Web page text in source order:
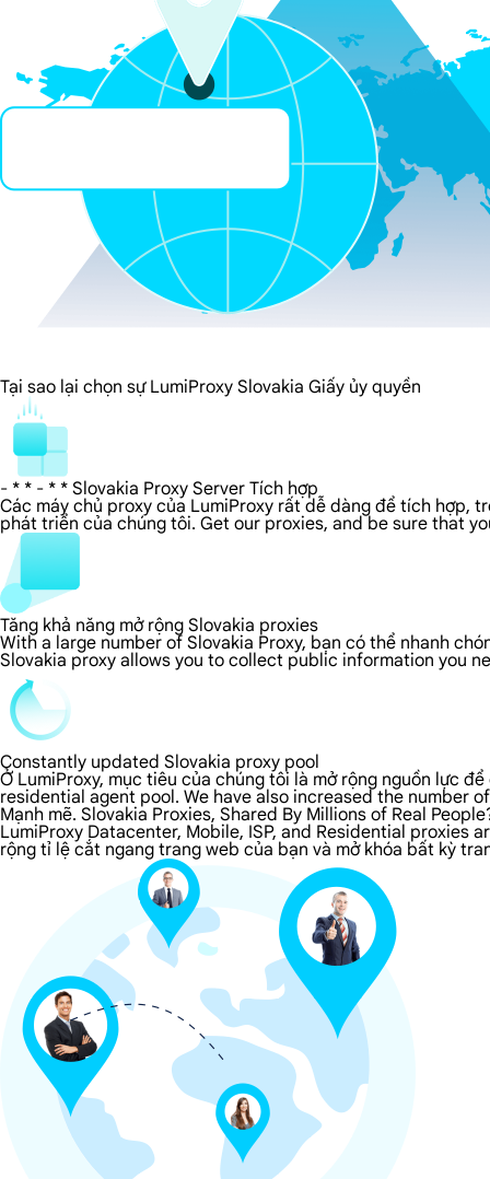
Tại sao lại chọn sự LumiProxy Slovakia Giấy ủy quyền
- * * - * * Slovakia Proxy Server Tích hợp
Các máy chủ proxy của LumiProxy rất dễ dàng để tích hợp,
phát triển của chúng tôi. Get our proxies, and be sure that
Tăng khả năng mở rộng Slovakia proxies
With a large number of Slovakia Proxy, bạn có thể nhanh
Slovakia proxy allows you to collect public information you
Constantly updated Slovakia proxy pool
Ở LumiProxy, mục tiêu của chúng tôi là mở rộng nguồn lực
residential agent pool. We have also increased the number
Mạnh mẽ. Slovakia Proxies, Shared By Millions of Real
LumiProxy Datacenter, Mobile, ISP, and Residential proxies
rộng tỉ lệ cắt ngang trang web của bạn và mở khóa bất kỳ